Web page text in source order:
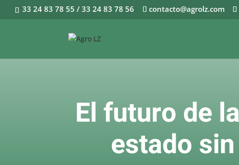
33 24 83 78 55 / 33 24 83 78 56 contacto@agrolz.com
El futuro de
estado